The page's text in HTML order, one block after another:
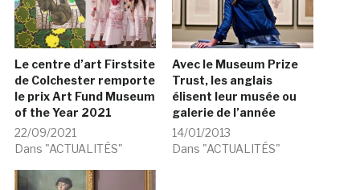
Le centre d’art Firstsite
de Colchester remporte
le prix Art Fund Museum
of the Year 2021
22/09/2021
Dans "ACTUALITÉS"
Avec le Museum Prize
Trust, les anglais
élisent leur musée ou
galerie de l’année
14/01/2013
Dans "ACTUALITÉS"